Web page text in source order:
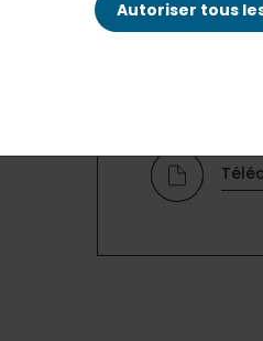
Autoriser tous